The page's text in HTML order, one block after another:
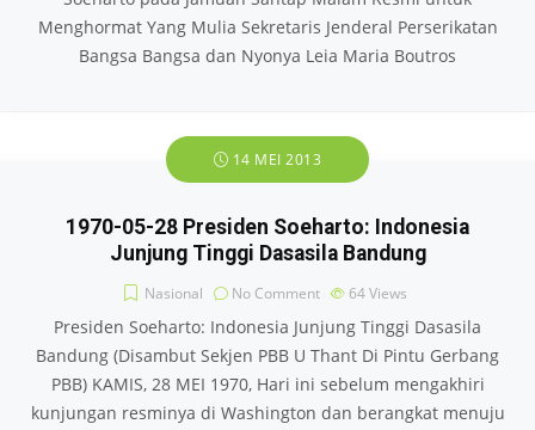
Menghormat Yang Mulia Sekretaris Jenderal Perserikatan
Bangsa Bangsa dan Nyonya Leia Maria Boutros
14 MEI 2013
1970-05-28 Presiden Soeharto: Indonesia
Junjung Tinggi Dasasila Bandung
Nasional No Comment 64Views
Presiden Soeharto: Indonesia Junjung Tinggi Dasasila
Bandung (Disambut Sekjen PBB U Thant Di Pintu Gerbang
PBB) KAMIS, 28 MEI 1970, Hari ini sebelum mengakhiri
kunjungan resminya di Washington dan berangkat menuju